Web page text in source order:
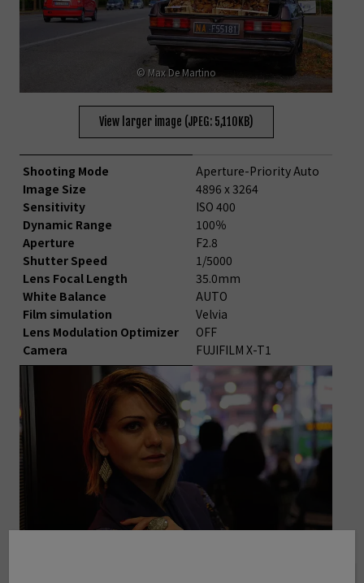
© Max De Martino
View larger image (JPEG: 5,110KB)
Shooting Mode
Image Size
Sensitivity
Dynamic Range
Aperture
Shutter Speed
Lens Focal Length
White Balance
Film simulation
Lens Modulation Optimizer
Camera
Aperture-Priority Auto
4896 x 3264
ISO 400
100％
F2.8
1/5000
35.0mm
AUTO
Velvia
OFF
FUJIFILM X-T1